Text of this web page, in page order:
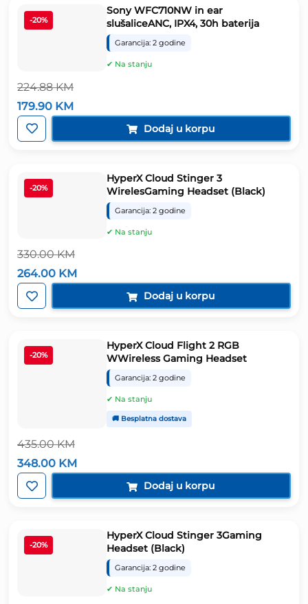
-20%
224.88KM
Izvorna
cijena
bila
je:
179.90 KM
cijena
179.90 KM.
Sony WFC710NW in ear
slušaliceANC, IPX4, 30h baterija
Garancija: 2 godine
✔ Na stanju
Dodaj u korpu
-20%
330.00KM
Izvorna
cijena
bila
je:
264.00 KM
cijena
264.00 KM.
HyperX Cloud Stinger 3
WirelesGaming Headset (Black)
Garancija: 2 godine
✔ Na stanju
Dodaj u korpu
-20%
435.00KM
Izvorna
cijena
bila
je:
348.00 KM
cijena
348.00 KM.
HyperX Cloud Flight 2 RGB
WWireless Gaming Headset
Garancija: 2 godine
✔ Na stanju
🚚 Besplatna dostava
Dodaj u korpu
-20%
HyperX Cloud Stinger 3Gaming
Headset (Black)
Garancija: 2 godine
✔ Na stanju